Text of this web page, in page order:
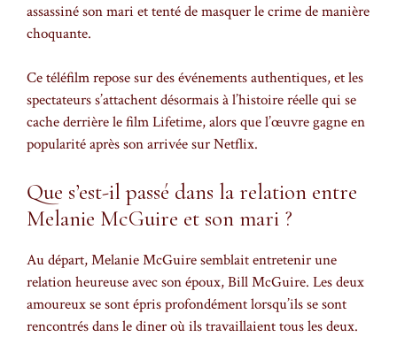
assassiné son mari et tenté de masquer le crime de manière
choquante.
Ce téléfilm repose sur des événements authentiques, et les
spectateurs s’attachent désormais à l’histoire réelle qui se
cache derrière le film Lifetime, alors que l’œuvre gagne en
popularité après son arrivée sur Netflix.
Que s’est-il passé dans la relation entre
Melanie McGuire et son mari ?
Au départ, Melanie McGuire semblait entretenir une
relation heureuse avec son époux, Bill McGuire. Les deux
amoureux se sont épris profondément lorsqu’ils se sont
rencontrés dans le diner où ils travaillaient tous les deux.